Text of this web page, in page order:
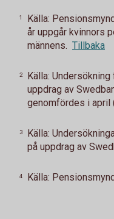
1
Källa:
år uppgår kvinnors
männens. Tillbaka
2
Källa:
uppdrag av
genomfördes i april
3
Källa:
på uppdrag av
4 Källa: